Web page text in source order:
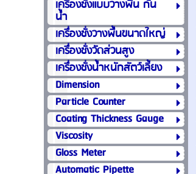
เครื่องชั่งแบบวางพื้น กัน
น้ำ
เครื่องชั่งวางพื้นขนาดใหญ่
เครื่องชั่งวัดส่วนสูง
เครื่องชั่งน้ำหนักสัตว์เลี้ยง
Dimension
Particle Counter
Coating Thickness Gauge
Viscosity
Gloss Meter
Automatic Pipette